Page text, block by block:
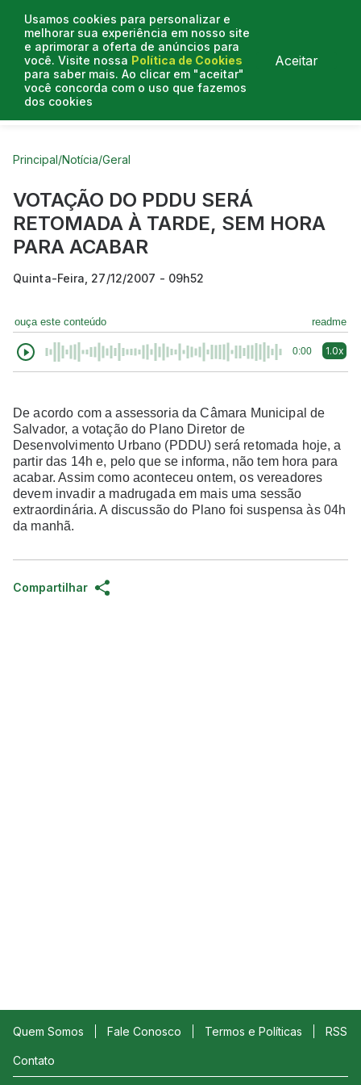
Usamos cookies para personalizar e
melhorar sua experiência em nosso site
e aprimorar a oferta de anúncios para
você. Visite nossa Política de Cookies
para saber mais. Ao clicar em "aceitar"
você concorda com o uso que fazemos
dos cookies
Aceitar
Curtas do Poder
Principal/Notícia/Geral
VOTAÇÃO DO PDDU SERÁ
RETOMADA À TARDE, SEM HORA
PARA ACABAR
Quinta-Feira, 27/12/2007 - 09h52
ouça este conteúdo readme
0:00 1.0x
De acordo com a assessoria da Câmara Municipal de
Salvador, a votação do Plano Diretor de
Desenvolvimento Urbano (PDDU) será retomada hoje, a
partir das 14h e, pelo que se informa, não tem hora para
acabar. Assim como aconteceu ontem, os vereadores
devem invadir a madrugada em mais uma sessão
extraordinária. A discussão do Plano foi suspensa às 04h
da manhã.
Compartilhar
Quem Somos Fale Conosco Termos e Políticas RSS
Contato